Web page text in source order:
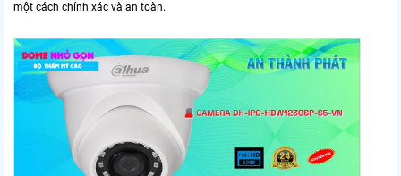
một cách chính xác và an toàn.